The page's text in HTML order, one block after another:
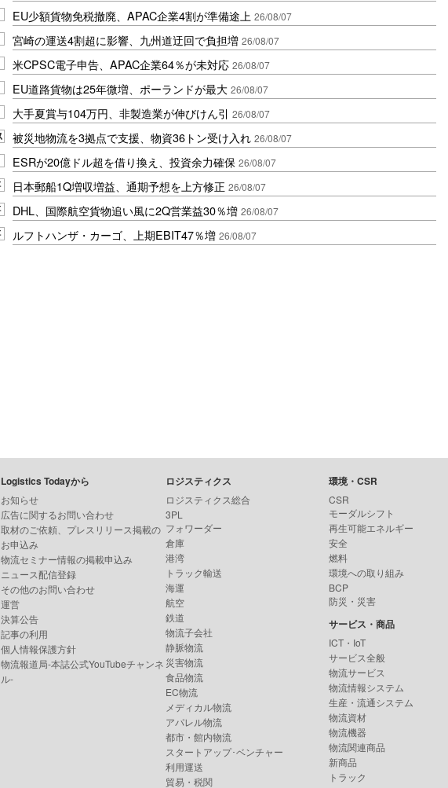
EU少額貨物免税撤廃、APAC企業4割が準備途上 26/08/07
宮崎の運送4割超に影響、九州道迂回で負担増 26/08/07
米CPSC電子申告、APAC企業64％が未対応 26/08/07
EU道路貨物は25年微増、ポーランドが最大 26/08/07
大手夏賞与104万円、非製造業が伸びけん引 26/08/07
被災地物流を3拠点で支援、物資36トン受け入れ 26/08/07
ESRが20億ドル超を借り換え、投資余力確保 26/08/07
日本郵船1Q増収増益、通期予想を上方修正 26/08/07
DHL、国際航空貨物追い風に2Q営業益30％増 26/08/07
ルフトハンザ・カーゴ、上期EBIT47％増 26/08/07
Logistics Todayから
お知らせ
広告に関するお問い合わせ
取材のご依頼、プレスリリース掲載の
お申込み
物流セミナー情報の掲載申込み
ニュース配信登録
その他のお問い合わせ
運営
決算公告
記事の利用
個人情報保護方針
物流報道局-本誌公式YouTubeチャンネ
ル-
ロジスティクス
ロジスティクス総合
3PL
フォワーダー
倉庫
港湾
トラック輸送
海運
航空
鉄道
物流子会社
静脈物流
災害物流
食品物流
EC物流
メディカル物流
アパレル物流
都市・館内物流
スタートアップ･ベンチャー
利用運送
貿易・税関
環境・CSR
CSR
モーダルシフト
再生可能エネルギー
安全
燃料
環境への取り組み
BCP
防災・災害
サービス・商品
ICT・IoT
サービス全般
物流サービス
物流情報システム
生産・流通システム
物流資材
物流機器
物流関連商品
新商品
トラック